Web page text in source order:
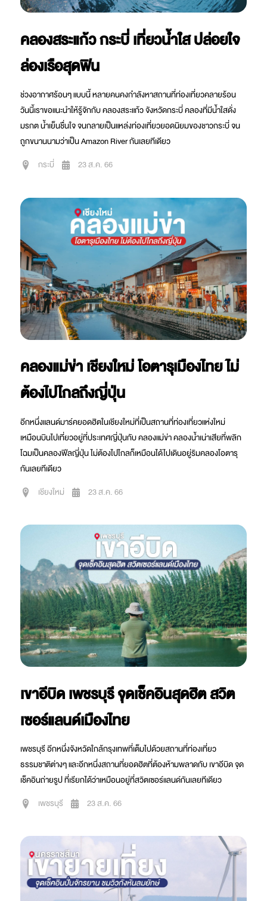
คลองสระแก้ว กระบี่ เที่ยวน้ำใส ปล่อยใจ
ล่องเรือสุดฟิน
ช่วงอากาศร้อนๆ แบบนี้ หลายคนคงกำลังหาสถานที่ท่องเที่ยวคลายร้อน
วันนี้เราขอแนะนำให้รู้จักกับ คลองสระแก้ว จังหวัดกระบี่ คลองที่มีน้ำใสดั่ง
มรกต น้ำเย็นชื่นใจ จนกลายเป็นแหล่งท่องเที่ยวยอดนิยมของชาวกระบี่ จน
ถูกขนานนามว่าเป็น Amazon River กันเลยทีเดียว
กระบี่
23 ส.ค. 66
คลองแม่ข่า เชียงใหม่ โอตารุเมืองไทย ไม่
ต้องไปไกลถึงญี่ปุ่น
อีกหนึ่งแลนด์มาร์คยอดฮิตในเชียงใหม่ที่เป็นสถานที่ท่องเที่ยวแห่งใหม่
เหมือนบินไปเที่ยวอยู่ที่ประเทศญี่ปุ่นกับ คลองแม่ข่า คลองน้ำเน่าเสียที่พลิก
โฉมเป็นคลองฟีลญี่ปุ่น ไม่ต้องไปไกลก็เหมือนได้ไปเดินอยู่ริมคลองโอตารุ
กันเลยทีเดียว
เชียงใหม่
23 ส.ค. 66
เขาอีบิด เพชรบุรี จุดเช็คอินสุดฮิต สวิต
เซอร์แลนด์เมืองไทย
เพชรบุรี อีกหนึ่งจังหวัดใกล้กรุงเทพที่เต็มไปด้วยสถานที่ท่องเที่ยว
ธรรมชาติต่างๆ และอีกหนึ่งสถานที่ยอดฮิตที่ต้องห้ามพลาดกับ เขาอีบิด จุด
เช็คอินถ่ายรูป ที่เรียกได้ว่าเหมือนอยู่ที่สวิตเซอร์แลนด์กันเลยทีเดียว
เพชรบุรี
23 ส.ค. 66